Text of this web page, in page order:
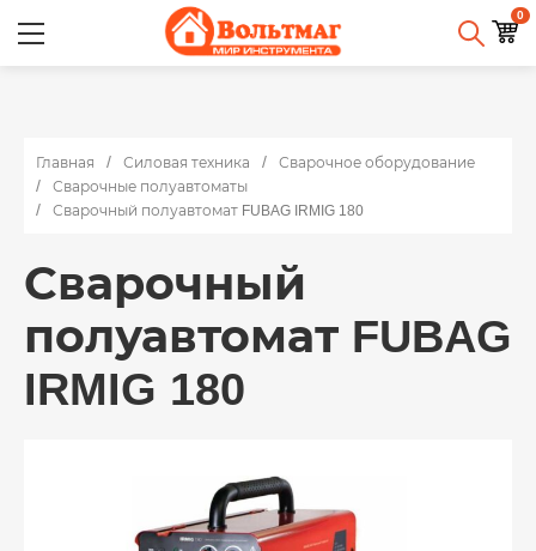
0
Главная Силовая техника
Сварочное оборудование
Сварочные полуавтоматы
Сварочный полуавтомат FUBAG IRMIG 180
Сварочный
полуавтомат FUBAG
IRMIG 180